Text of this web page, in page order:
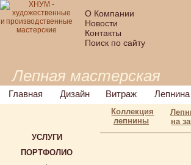
О Компании
Новости
Контакты
Поиск по сайту
Лепная мастерская
Главная Дизайн Витраж Лепнина
Коллекция
лепнины
на
УСЛУГИ
ПОРТФОЛИО